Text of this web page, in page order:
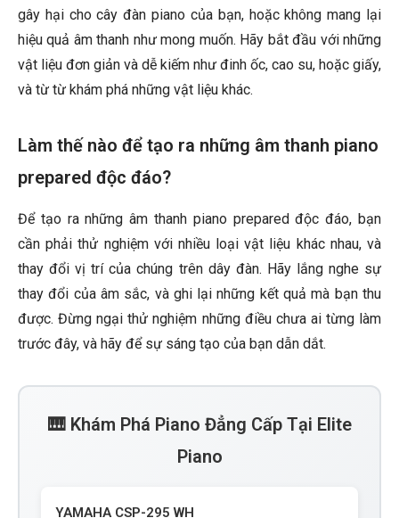
gây hại cho cây đàn piano của bạn, hoặc không mang lại
hiệu quả âm thanh như mong muốn. Hãy bắt đầu với những
vật liệu đơn giản và dễ kiếm như đinh ốc, cao su, hoặc giấy,
và từ từ khám phá những vật liệu khác.
Làm thế nào để tạo ra những âm thanh piano
prepared độc đáo?
Để tạo ra những âm thanh piano prepared độc đáo, bạn
cần phải thử nghiệm với nhiều loại vật liệu khác nhau, và
thay đổi vị trí của chúng trên dây đàn. Hãy lắng nghe sự
thay đổi của âm sắc, và ghi lại những kết quả mà bạn thu
được. Đừng ngại thử nghiệm những điều chưa ai từng làm
trước đây, và hãy để sự sáng tạo của bạn dẫn dắt.
🎹 Khám Phá Piano Đẳng Cấp Tại Elite
Piano
YAMAHA CSP-295 WH